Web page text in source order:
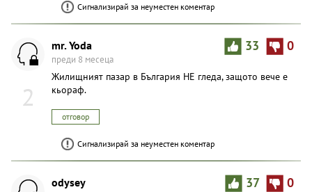
Сигнализирай за неуместен коментар
2
33 0
mr. Yoda
преди 8 месеца
Жилищният пазар в България НЕ гледа, защото вече е
кьораф.
отговор
Сигнализирай за неуместен коментар
37 0
odysey